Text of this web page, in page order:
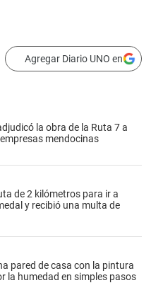
Agregar Diario UNO en
la obra de la Ruta 7 a
mendocinas
de 2 kilómetros para ir a
y recibió una multa de
pared de casa con la pintura
la humedad en simples pasos